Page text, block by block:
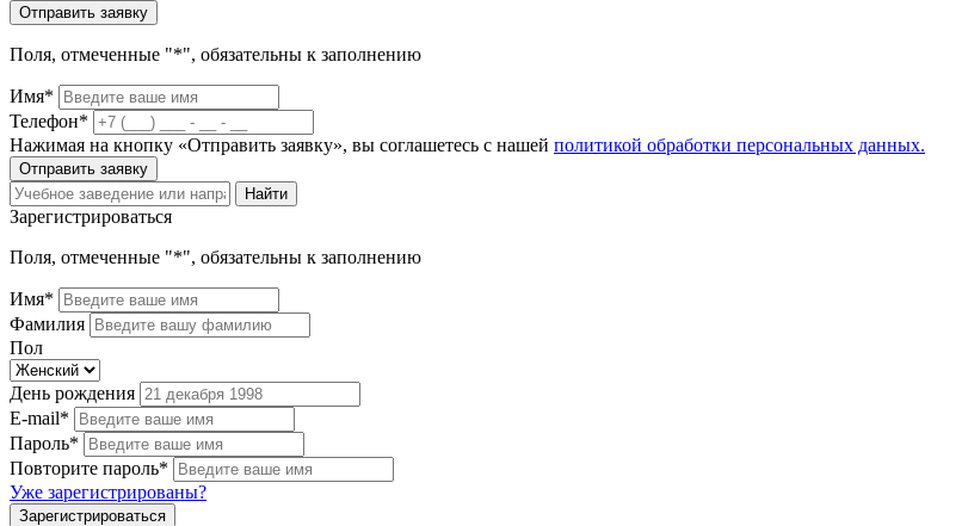
Отправить заявку
Поля, отмеченные "*", обязательны к заполнению
Имя*
Телефон*
Нажимая на кнопку «Отправить заявку», вы соглашетесь с нашей политикой обработки персональных данных.
Отправить заявку
Найти
Зарегистрироваться
Поля, отмеченные "*", обязательны к заполнению
Имя*
Фамилия
Пол
День рождения
E-mail*
Пароль*
Повторите пароль*
Уже зарегистрированы?
Зарегистрироваться